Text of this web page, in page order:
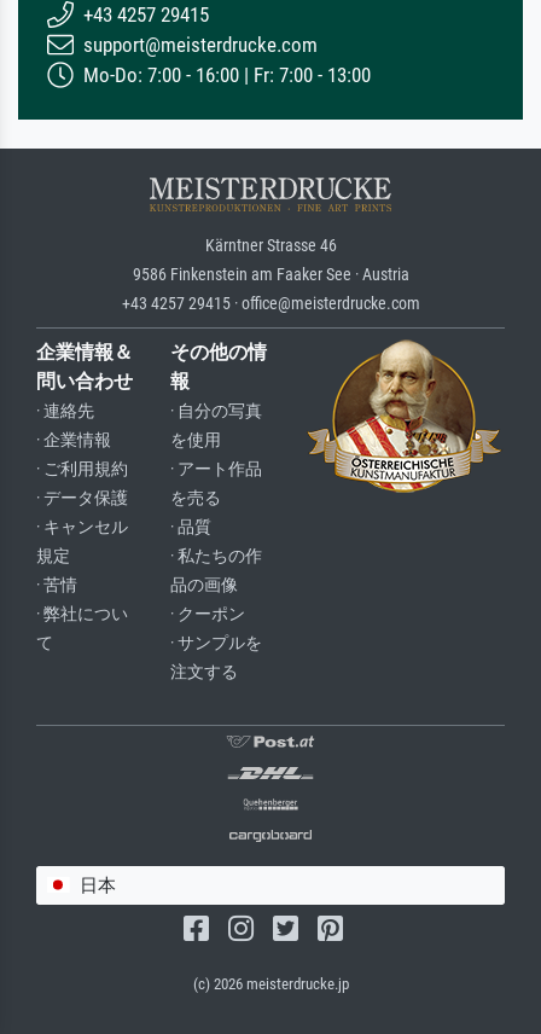
+43 4257 29415
support@meisterdrucke.com
Mo-Do: 7:00 - 16:00 | Fr: 7:00 - 13:00
Kärntner Strasse 46
9586 Finkenstein am Faaker See · Austria
+43 4257 29415 · office@meisterdrucke.com
企業情報＆
問い合わせ
· 連絡先
· 企業情報
· ご利用規約
· データ保護
· キャンセル
規定
· 苦情
· 弊社につい
て
その他の情
報
· 自分の写真
を使用
· アート作品
を売る
· 品質
· 私たちの作
品の画像
· クーポン
· サンプルを
注文する
日本
(c) 2026 meisterdrucke.jp